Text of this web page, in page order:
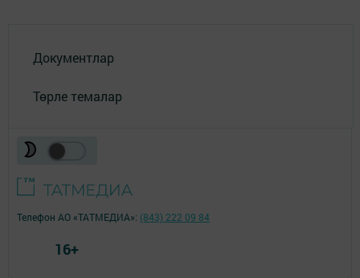
Документлар
Төрле темалар
Телефон АО «ТАТМЕДИА»: (843) 222 09 84
16+